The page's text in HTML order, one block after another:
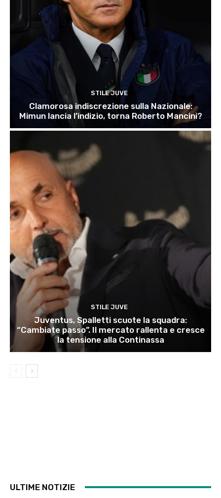
STILE JUVE
Clamorosa indiscrezione sulla Nazionale:
Mimun lancia l’indizio, torna Roberto Mancini?
STILE JUVE
Juventus, Spalletti scuote la squadra:
“Cambiate passo”. Il mercato rallenta e cresce
la tensione alla Continassa
ULTIME NOTIZIE